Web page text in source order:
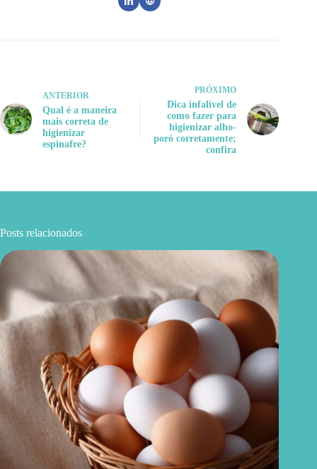
ANTERIOR
Qual é a maneira
mais correta de
higienizar
espinafre?
PRÓXIMO
Dica infalível de
como fazer para
higienizar alho-
poró corretamente;
confira
Posts relacionados